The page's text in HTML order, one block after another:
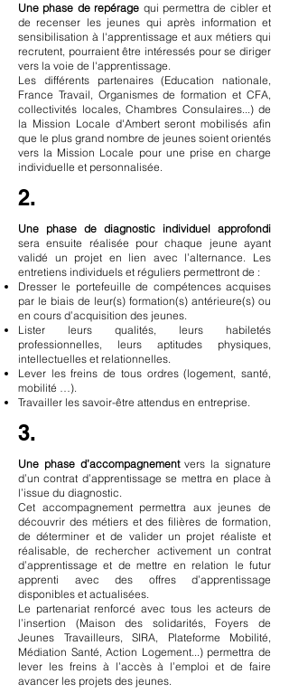
Une phase de repérage qui permettra de cibler et
de recenser les jeunes qui après information et
sensibilisation à l'apprentissage et aux métiers qui
recrutent, pourraient être intéressés pour se diriger
vers la voie de l'apprentissage.
Les différents partenaires (Education nationale,
France Travail, Organismes de formation et CFA,
collectivités locales, Chambres Consulaires...) de
la Mission Locale d'Ambert seront mobilisés afin
que le plus grand nombre de jeunes soient orientés
vers la Mission Locale pour une prise en charge
individuelle et personnalisée.
2.
Une phase de diagnostic individuel approfondi
sera ensuite réalisée pour chaque jeune ayant
validé un projet en lien avec l’alternance. Les
entretiens individuels et réguliers permettront de :
Dresser le portefeuille de compétences acquises
par le biais de leur(s) formation(s) antérieure(s) ou
en cours d’acquisition des jeunes.
Lister leurs qualités, leurs habiletés
professionnelles, leurs aptitudes physiques,
intellectuelles et relationnelles.
Lever les freins de tous ordres (logement, santé,
mobilité …).
Travailler les savoir-être attendus en entreprise.
3.
Une phase d’accompagnementvers la signature
d’un contrat d’apprentissage se mettra en place à
l’issue du diagnostic.
Cet accompagnement permettra aux jeunes de
découvrir des métiers et des filières de formation,
de déterminer et de valider un projet réaliste et
réalisable, de rechercher activement un contrat
d’apprentissage et de mettre en relation le futur
apprenti avec des offres d’apprentissage
disponibles et actualisées.
Le partenariat renforcé avec tous les acteurs de
l’insertion (Maison des solidarités, Foyers de
Jeunes Travailleurs, SIRA, Plateforme Mobilité,
Médiation Santé, Action Logement...) permettra de
lever les freins à l’accès à l’emploi et de faire
avancer les projets des jeunes.